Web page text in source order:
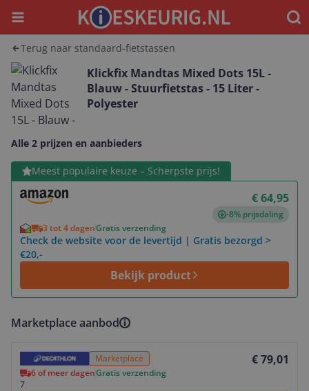
Menu
Terug naar standaard-fietstassen
Klickfix Mandtas Mixed Dots 15L -
Blauw - Stuurfietstas - 15 Liter -
Polyester
Alle 2 prijzen en aanbieders
Meest populaire keuze – Scherpste prijs!
€ 64,95
-8% prijsdaling
3 tot 4 dagenGratis verzending
Check de website voor de levertijd | Gratis bezorgd >
€20,-
Bekijk product
Bekijk product
Marketplace aanbod
Marketplace € 79,01
6 of meer dagenGratis verzending
7
Bekijk product